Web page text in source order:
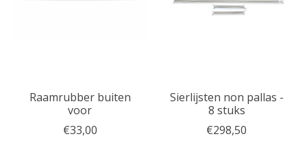
Raamrubber buiten
voor
€33,00
Sierlijsten non pallas -
8 stuks
€298,50